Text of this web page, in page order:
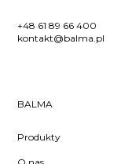
+48 61 89 66 400
kontakt@balma.pl
BALMA
Produkty